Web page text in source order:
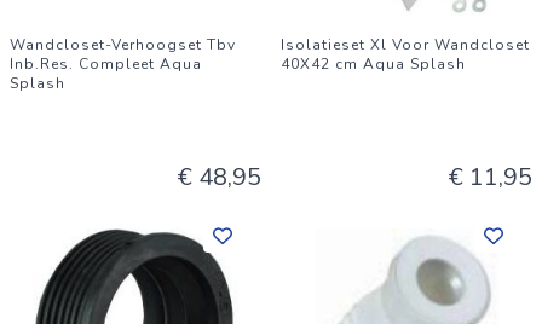
Wandcloset-Verhoogset Tbv
Inb.Res. Compleet Aqua
Splash
€ 48,95
Isolatieset Xl Voor Wandcloset
40X42 cm Aqua Splash
€ 11,95